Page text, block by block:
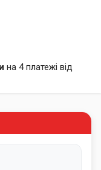
на 4 платежі від